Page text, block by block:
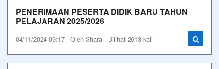
PENERIMAAN PESERTA DIDIK BARU TAHUN
PELAJARAN 2025/2026
04/11/2024 09:17 - Oleh Shara - Dilihat 2613 kali